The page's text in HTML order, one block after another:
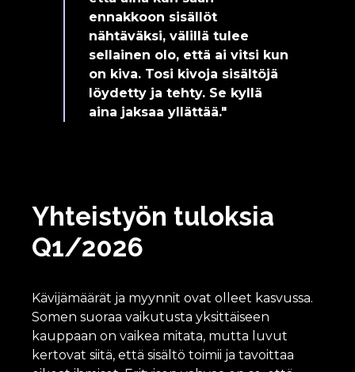
ennakkoon sisällöt
nähtäväksi, välillä tulee
sellainen olo, että ai vitsi kun
on kiva. Tosi kivoja sisältöjä
löydetty ja tehty. Se kyllä
aina jaksaa yllättää."
Yhteistyön tuloksia
Q1/2026
Kävijämäärät ja myynnit ovat olleet kasvussa.
Somen suoraa vaikutusta yksittäiseen
kauppaan on vaikea mitata, mutta luvut
kertovat siitä, että sisältö toimii ja tavoittaa